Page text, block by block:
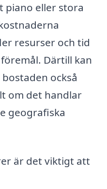
piano eller stora
resurser och tid
Därtill kan
också
om det handlar
geografiska
är det viktigt att